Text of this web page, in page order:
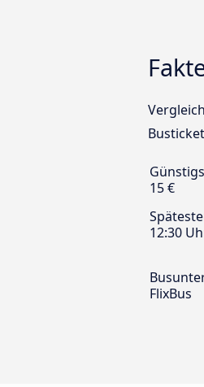
15 €
12:30
FlixBus